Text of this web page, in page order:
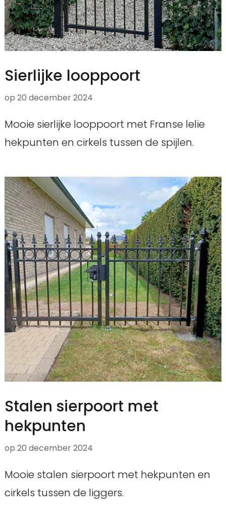
Sierlijke looppoort
op 20 december 2024
Mooie sierlijke looppoort met Franse lelie
hekpunten en cirkels tussen de spijlen.
Stalen sierpoort met
hekpunten
op 20 december 2024
Mooie stalen sierpoort met hekpunten en
cirkels tussen de liggers.